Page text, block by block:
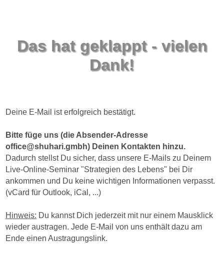
Das hat geklappt - vielen
Dank!
Deine E-Mail ist erfolgreich bestätigt.
Bitte füge uns (die Absender-Adresse
office@shuhari.gmbh) Deinen Kontakten hinzu.
Dadurch stellst Du sicher, dass unsere E-Mails zu Deinem
Live-Online-Seminar "Strategien des Lebens" bei Dir
ankommen und Du keine wichtigen Informationen verpasst.
(vCard für Outlook, iCal, ...)
Hinweis: Du kannst Dich jederzeit mit nur einem Mausklick
wieder austragen. Jede E-Mail von uns enthält dazu am
Ende einen Austragungslink.